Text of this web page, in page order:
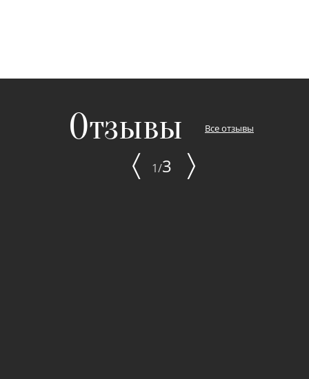
Отзывы Все отзывы
〈 1 3 〉